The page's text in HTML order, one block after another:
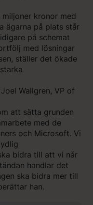
kronor med
ägarna på plats står
på schemat
med lösningar
ställer det ökade
Wallgren, VP of
att sätta grunden
med de
och Microsoft. Vi
bidra till att vi når
handlar det
ska bidra mer till
han.